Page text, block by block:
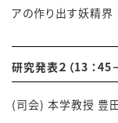
アの作り出す妖精界
研究発表２（13 ：45
(司会) 本学教授 豊